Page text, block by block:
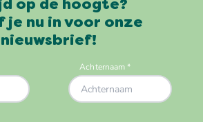
op de hoogte?
je nu in voor onze
nieuwsbrief!